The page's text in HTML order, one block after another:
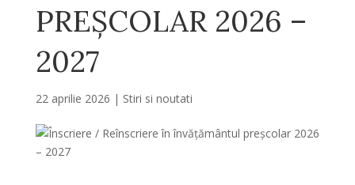
PREȘCOLAR 2026 –
2027
22 aprilie 2026 | Stiri si noutati